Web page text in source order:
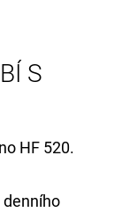
S
HF 520.
denního